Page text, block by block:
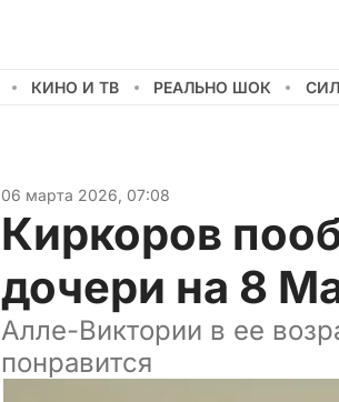
КИНО И ТВ РЕАЛЬНО ШОК
06 марта 2026, 07:08
Киркоров
дочери на 8
Алле-Виктории в ее
понравится